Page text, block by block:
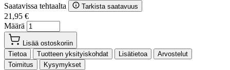
Saatavissa tehtaalta Tarkista saatavuus
21,95 €
Määrä
Lisää ostoskoriin
Tietoa
Tuotteen yksityiskohdat Lisätietoa
Arvostelut
Toimitus
Kysymykset